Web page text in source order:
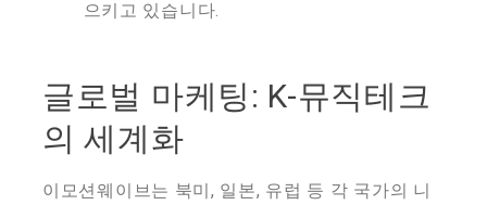
으키고 있습니다.
글로벌 마케팅: K-뮤직테크
의 세계화
이모션웨이브는 북미, 일본, 유럽 등 각 국가의 니